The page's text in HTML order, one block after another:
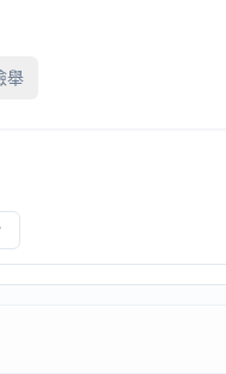
反覆問答，直到你能說
職缺、公司背景、文化
缺做交叉比對，列出優先
下
」這種帖子在 Reddit
沒成功的人在哪裡？
的職業病——任何系統
能接受，說明他的條
舉